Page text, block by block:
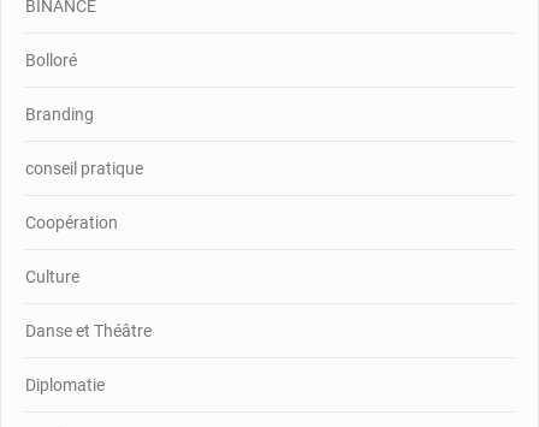
BINANCE
Bolloré
Branding
conseil pratique
Coopération
Culture
Danse et Théâtre
Diplomatie